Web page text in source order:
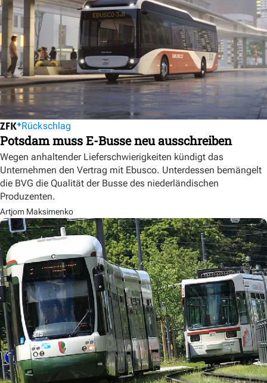
Rückschlag
Potsdam muss E-Busse neu ausschreiben
Wegen anhaltender Lieferschwierigkeiten kündigt das
Unternehmen den Vertrag mit Ebusco. Unterdessen bemängelt
die BVG die Qualität der Busse des niederländischen
Produzenten.
Artjom Maksimenko